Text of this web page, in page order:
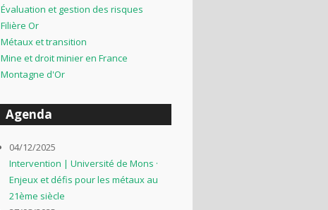
Évaluation et gestion des risques
Filière Or
Métaux et transition
Mine et droit minier en France
Montagne d'Or
Agenda
04/12/2025
Intervention | Université de Mons ·
Enjeux et défis pour les métaux au
21ème siècle